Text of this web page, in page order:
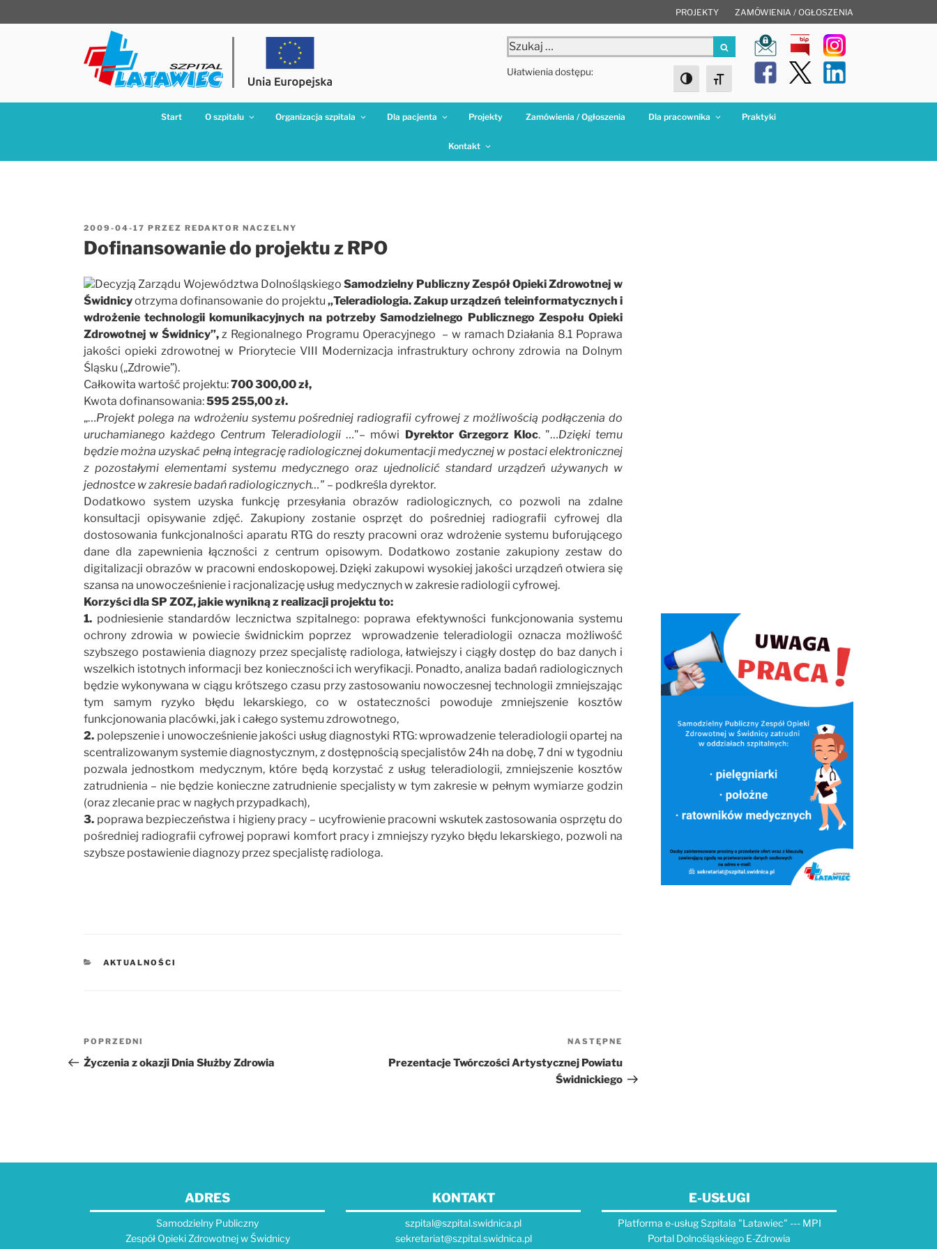
do
PROJEKTY ZAMÓWIENIA / OGŁOSZENIA
Szukaj:
Szukaj
Ułatwienia dostępu:
Toggle High Contrast
Toggle Font size
Start O szpitalu Organizacja szpitala Dla pacjenta Projekty Zamówienia / Ogłoszenia Dla pracownika Praktyki
Kontakt
OPUBLIKOWANE
W
2009-04-17 PRZEZ REDAKTOR NACZELNY
Dofinansowanie do projektu z RPO
Decyzją Zarządu Województwa DolnośląskiegoSamodzielny Publiczny Zespół Opieki Zdrowotnej w
Świdnicyotrzyma dofinansowanie do projektu „Teleradiologia. Zakup urządzeń teleinformatycznych i
wdrożenie technologii komunikacyjnych na potrzeby Samodzielnego Publicznego Zespołu Opieki
Zdrowotnej w Świdnicy”,z Regionalnego Programu Operacyjnego – w ramach Działania 8.1 Poprawa
jakości opieki zdrowotnej w Priorytecie VIII Modernizacja infrastruktury ochrony zdrowia na Dolnym
Śląsku („Zdrowie”).
Całkowita wartość projektu:700 300,00 zł,
Kwota dofinansowania:595 255,00 zł.
„…Projekt polega na wdrożeniu systemu pośredniej radiografii cyfrowej z możliwością podłączenia do
uruchamianego każdego Centrum Teleradiologii …"– mówi Dyrektor Grzegorz Kloc. "…Dzięki temu
będzie można uzyskać pełną integrację radiologicznej dokumentacji medycznej w postaci elektronicznej
z pozostałymi elementami systemu medycznego oraz ujednolicić standard urządzeń używanych w
jednostce w zakresie badań radiologicznych…" – podkreśla dyrektor.
Dodatkowo system uzyska funkcję przesyłania obrazów radiologicznych, co pozwoli na zdalne
konsultacji opisywanie zdjęć. Zakupiony zostanie osprzęt do pośredniej radiografii cyfrowej dla
dostosowania funkcjonalności aparatu RTG do reszty pracowni oraz wdrożenie systemu buforującego
dane dla zapewnienia łączności z centrum opisowym. Dodatkowo zostanie zakupiony zestaw do
digitalizacji obrazów w pracowni endoskopowej. Dzięki zakupowi wysokiej jakości urządzeń otwiera się
szansa na unowocześnienie i racjonalizację usług medycznych w zakresie radiologii cyfrowej.
Korzyści dla SP ZOZ, jakie wynikną z realizacji projektu to:
1. podniesienie standardów lecznictwa szpitalnego: poprawa efektywności funkcjonowania systemu
ochrony zdrowia w powiecie świdnickim poprzez wprowadzenie teleradiologii oznacza możliwość
szybszego postawienia diagnozy przez specjalistę radiologa, łatwiejszy i ciągły dostęp do baz danych i
wszelkich istotnych informacji bez konieczności ich weryfikacji. Ponadto, analiza badań radiologicznych
będzie wykonywana w ciągu krótszego czasu przy zastosowaniu nowoczesnej technologii zmniejszając
tym samym ryzyko błędu lekarskiego, co w ostateczności powoduje zmniejszenie kosztów
funkcjonowania placówki, jak i całego systemu zdrowotnego,
2. polepszenie i unowocześnienie jakości usług diagnostyki RTG: wprowadzenie teleradiologii opartej na
scentralizowanym systemie diagnostycznym, z dostępnością specjalistów 24h na dobę, 7 dni w tygodniu
pozwala jednostkom medycznym, które będą korzystać z usług teleradiologii, zmniejszenie kosztów
zatrudnienia – nie będzie konieczne zatrudnienie specjalisty w tym zakresie w pełnym wymiarze godzin
(oraz zlecanie prac w nagłych przypadkach),
3. poprawa bezpieczeństwa i higieny pracy – ucyfrowienie pracowni wskutek zastosowania osprzętu do
pośredniej radiografii cyfrowej poprawi komfort pracy i zmniejszy ryzyko błędu lekarskiego, pozwoli na
szybsze postawienie diagnozy przez specjalistę radiologa.
KATEGORIE
AKTUALNOŚCI
wpisu
Poprzedni
wpis
POPRZEDNI
Życzenia z okazji Dnia Służby Zdrowia
wpis
NASTĘPNE
Prezentacje Twórczości Artystycznej Powiatu
Świdnickiego
ADRES
Samodzielny Publiczny
Zespół Opieki Zdrowotnej w Świdnicy
KONTAKT
szpital@szpital.swidnica.pl
sekretariat@szpital.swidnica.pl
E-USŁUGI
Platforma e-usług Szpitala "Latawiec" --- MPI
Portal Dolnośląskiego E-Zdrowia